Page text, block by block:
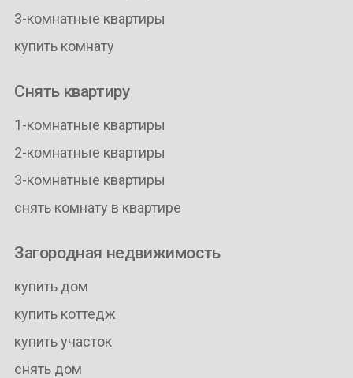
3-комнатные квартиры
купить комнату
Снять квартиру
1-комнатные квартиры
2-комнатные квартиры
3-комнатные квартиры
снять комнату в квартире
Загородная недвижимость
купить дом
купить коттедж
купить участок
снять дом